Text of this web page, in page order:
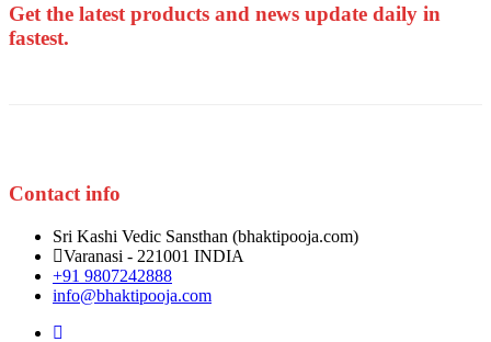
Get the latest products and news update daily in
fastest.
Contact info
Sri Kashi Vedic Sansthan (bhaktipooja.com)
Varanasi - 221001 INDIA
+91 9807242888
info@bhaktipooja.com